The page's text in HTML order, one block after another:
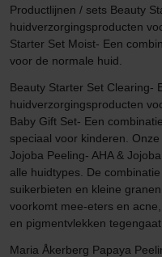
Productlijnen / sets Beauty
huidverzorgingsproducten
Starter Set Moist- Een
voor de normale huid.
Beauty Starter Set Clearing-
huidverzorgingsproducten
Baby Gift Set- Een
speciaal voor kinderen.
Jojoba Peeling- AHA &
alle huidtypes. De
suikerbieten en kleine
voorkomt mee-eters en
en pigmentvlekken tegengaat.
Maria Åkerberg Papaya